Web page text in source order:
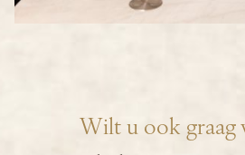
Wilt u ook graag